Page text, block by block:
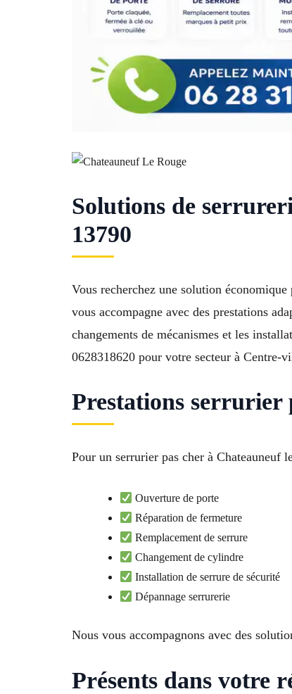
Solutions de
13790
Vous recherchez une solution
vous accompagne avec des prestations
changements de mécanismes et les
0628318620 pour votre secteur à Centre-
Prestations serrurier
Pour un serrurier pas cher à Chateauneuf
Ouverture de porte
Réparation de fermeture
Remplacement de serrure
Changement de cylindre
Installation de serrure de sécurité
Dépannage serrurerie
Nous vous accompagnons avec des
Présents dans votre